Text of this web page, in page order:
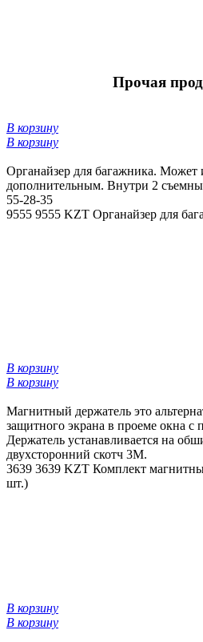
Прочая
В корзину
В корзину
Органайзер для багажника. Может
дополнительным. Внутри 2
55-28-35
9555 9555 KZT Органайзер для
В корзину
В корзину
Магнитный держатель это
защитного экрана в проеме окна
Держатель устанавливается на
двухсторонний скотч 3М.
3639 3639 KZT Комплект
шт.)
В корзину
В корзину